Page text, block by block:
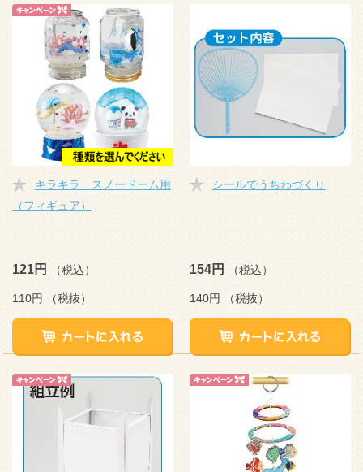
キラキラ スノードーム用
（フィギュア）
121円 （税込）
110円 （税抜）
シールでうちわづくり
154円 （税込）
140円 （税抜）